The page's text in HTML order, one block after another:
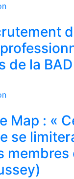
de la BAD
Map : «
se
membres